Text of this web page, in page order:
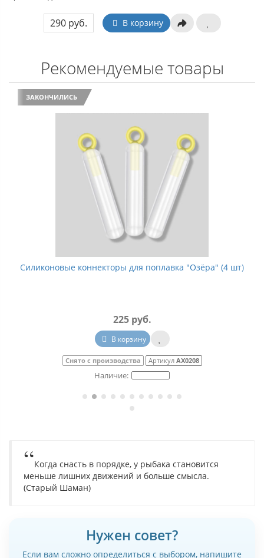
290 руб. В корзину
Рекомендуемые товары
ЗАКОНЧИЛИСЬ
Силиконовые коннекторы для поплавка "Озёра" (4 шт)
225 руб.
В корзину
Cнято с производства Артикул АХ0208
Когда снасть в порядке, у рыбака становится
меньше лишних движений и больше смысла.
(Старый Шаман)
Нужен совет?
Если вам сложно определиться с выбором, напишите